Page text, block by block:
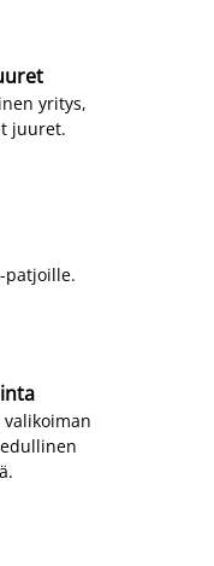
yritys,
juuret.
patjoille.